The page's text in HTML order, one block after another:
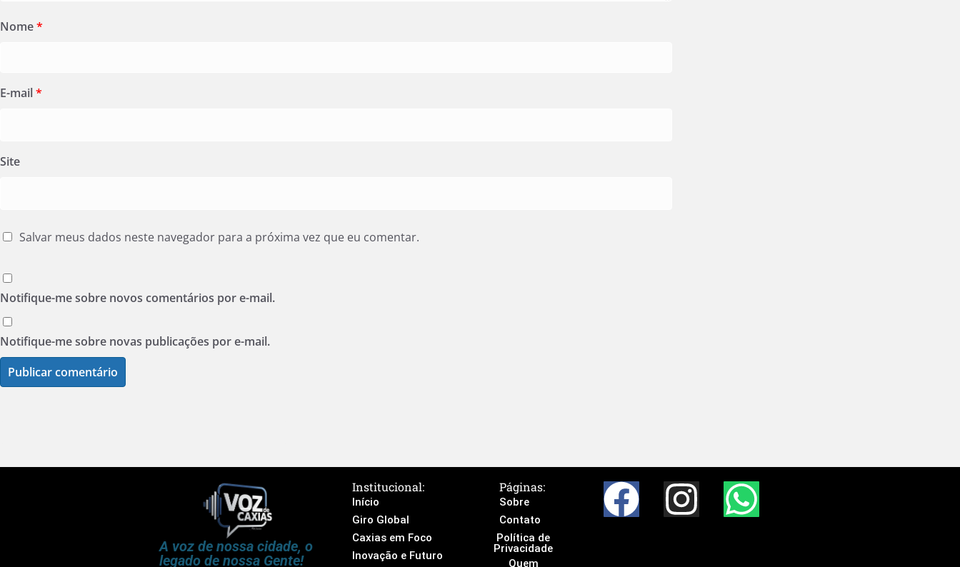
Nome*
E-mail*
Site
Salvar meus dados neste navegador para a próxima vez que eu comentar.
Notifique-me sobre novos comentários por e-mail.
Notifique-me sobre novas publicações por e-mail.
A voz de nossa cidade, o
legado de nossa Gente!
Institucional:
Início
Giro Global
Caxias em Foco
Inovação e Futuro
Páginas:
Sobre
Contato
Política de
Privacidade
Quem